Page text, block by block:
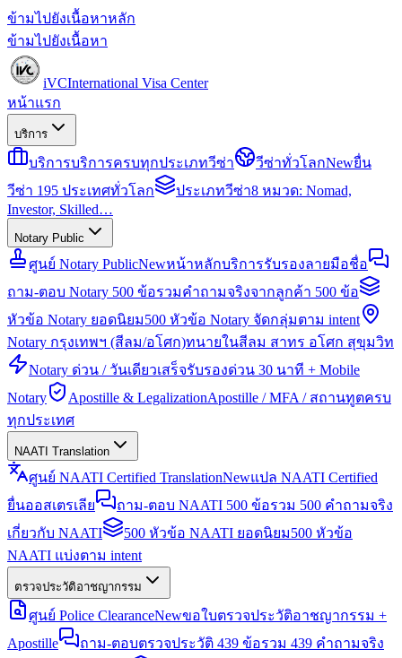
ข้ามไปยังเนื้อหาหลัก
ข้ามไปยังเนื้อหา
iVCInternational Visa Center
หน้าแรก
บริการ
บริการบริการครบทุกประเภทวีซ่า วีซ่าทั่วโลกNewยื่น
วีซ่า 195 ประเทศทั่วโลก
ประเภทวีซ่า8 หมวด: Nomad,
Investor, Skilled…
Notary Public
ศูนย์ Notary PublicNewหน้าหลักบริการรับรองลายมือชื่อ
ถาม-ตอบ Notary 500 ข้อรวมคำถามจริงจากลูกค้า 500 ข้อ
หัวข้อ Notary ยอดนิยม500 หัวข้อ Notary จัดกลุ่มตาม intent
Notary กรุงเทพฯ (สีลม/อโศก)ทนายในสีลม สาทร อโศก สุขุมวิท
Notary ด่วน / วันเดียวเสร็จรับรองด่วน 30 นาที + Mobile
Notary
Apostille & LegalizationApostille / MFA / สถานทูตครบ
ทุกประเทศ
NAATI Translation
ศูนย์ NAATI Certified TranslationNewแปล NAATI Certified
ยื่นออสเตรเลีย
ถาม-ตอบ NAATI 500 ข้อรวม 500 คำถามจริง
เกี่ยวกับ NAATI
500 หัวข้อ NAATI ยอดนิยม500 หัวข้อ
NAATI แบ่งตาม intent
ตรวจประวัติอาชญากรรม
ศูนย์ Police ClearanceNewขอใบตรวจประวัติอาชญากรรม +
Apostille
ถาม-ตอบตรวจประวัติ 439 ข้อรวม 439 คำถามจริง